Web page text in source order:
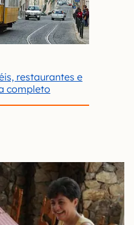
restaurantes e
completo